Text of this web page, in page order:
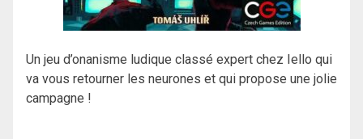
Un jeu d’onanisme ludique classé expert chez Iello qui
va vous retourner les neurones et qui propose une jolie
campagne !